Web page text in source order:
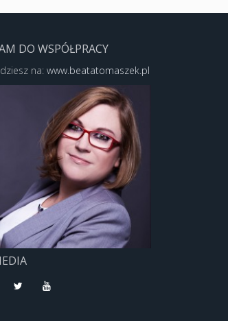
DO WSPÓŁPRACY
na: www.beatatomaszek.pl